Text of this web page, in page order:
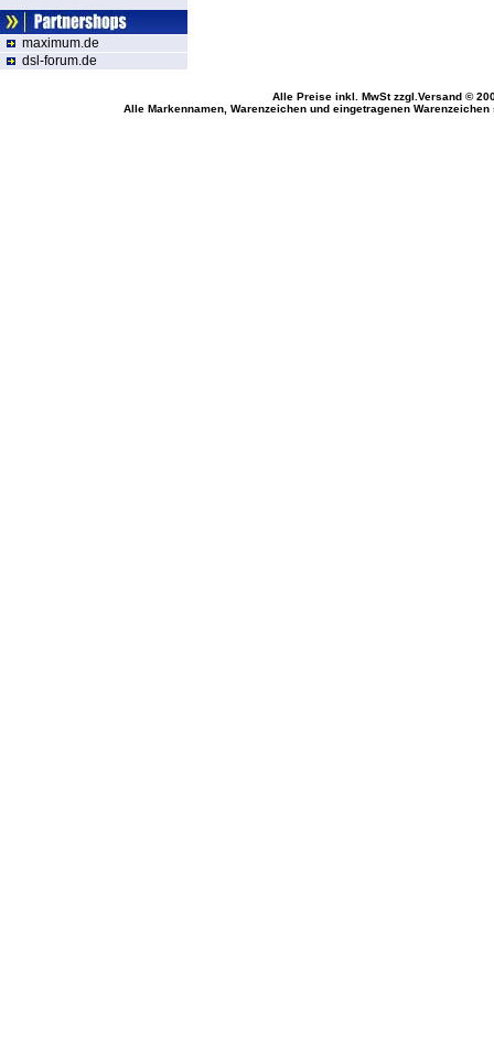
maximum.de
dsl-forum.de
Alle Preise inkl. MwStzzgl.Versand©
Alle Markennamen, Warenzeichen und eingetragenen